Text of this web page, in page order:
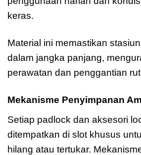
keras.
Material ini memastikan
dalam jangka panjang,
perawatan dan penggantian
Mekanisme Penyimpanan
Setiap padlock dan aksesori
ditempatkan di slot khusus
hilang atau tertukar.